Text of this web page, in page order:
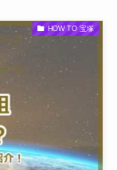
HOW TO 宝塚